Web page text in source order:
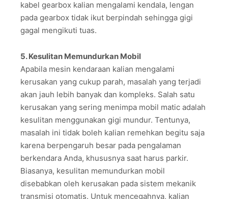
kabel gearbox kalian mengalami kendala, lengan
pada gearbox tidak ikut berpindah sehingga gigi
gagal mengikuti tuas.
5. Kesulitan Memundurkan Mobil
Apabila mesin kendaraan kalian mengalami
kerusakan yang cukup parah, masalah yang terjadi
akan jauh lebih banyak dan kompleks. Salah satu
kerusakan yang sering menimpa mobil matic adalah
kesulitan menggunakan gigi mundur. Tentunya,
masalah ini tidak boleh kalian remehkan begitu saja
karena berpengaruh besar pada pengalaman
berkendara Anda, khususnya saat harus parkir.
Biasanya, kesulitan memundurkan mobil
disebabkan oleh kerusakan pada sistem mekanik
transmisi otomatis. Untuk mencegahnya, kalian